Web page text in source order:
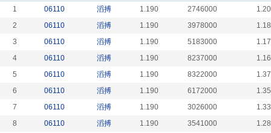
1 06110 滔搏 1.190 2746000
2
06110 滔搏 1.190 3978000
3
06110 滔搏 1.190 5183000
4
06110 滔搏 1.190 8237000
5
06110 滔搏 1.190 8322000
6
06110 滔搏 1.190 6172000
7
06110 滔搏 1.190 3026000
8
06110 滔搏 1.190 3541000